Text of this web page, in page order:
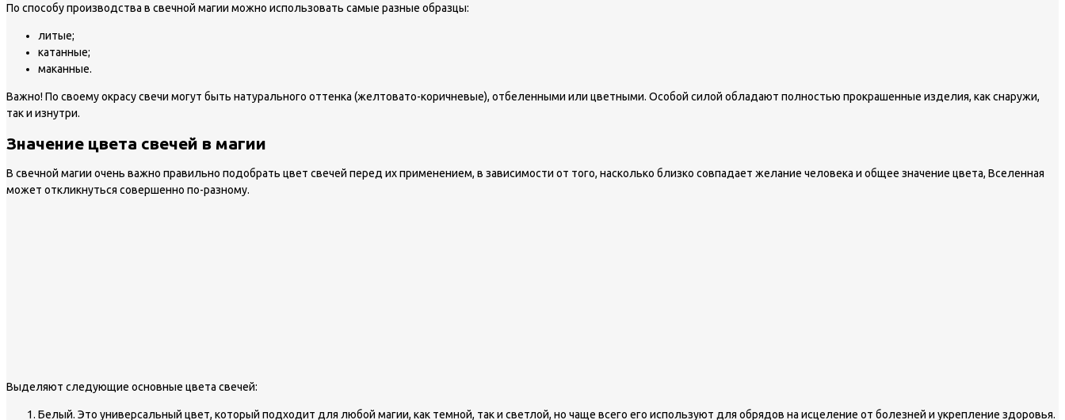
По способу производства в свечной магии можно использовать самые разные образцы:
литые;
катанные;
маканные.
Важно!По своему окрасу свечи могут быть натурального оттенка (желтовато-коричневые), отбеленными или цветными. Особой силой обладают полностью прокрашенные изделия, как снаружи,
так и изнутри.
Значение цвета свечей в магии
В свечной магии очень важно правильно подобрать цвет свечей перед их применением, в зависимости от того, насколько близко совпадает желание человека и общее значение цвета, Вселенная
может откликнуться совершенно по-разному.
Выделяют следующие основные цвета свечей:
Белый. Это универсальный цвет, который подходит для любой магии, как темной, так и светлой, но чаще всего его используют для обрядов на исцеление от болезней и укрепление здоровья.